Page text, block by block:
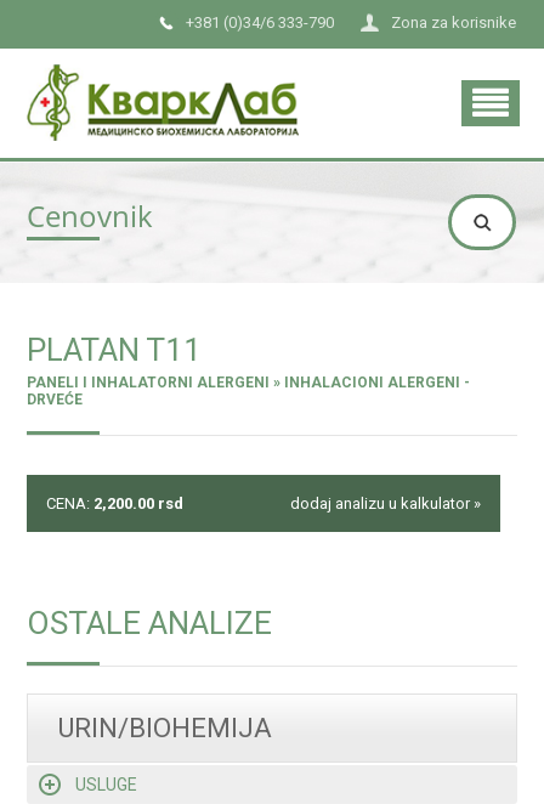
Zona za korisnike
+381 (0)34/6 333-790
Cenovnik
PLATAN T11
PANELI I INHALATORNI ALERGENI » INHALACIONI ALERGENI -
DRVEĆE
CENA: 2,200.00 rsd dodaj analizu u kalkulator »
OSTALE ANALIZE
URIN/BIOHEMIJA
USLUGE